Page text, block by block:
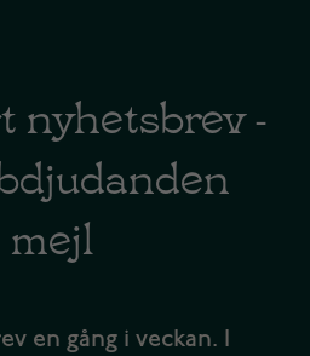
nyhetsbrev -
en gång i veckan. I